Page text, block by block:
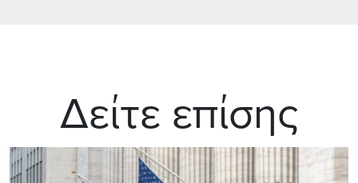
Δείτε επίσης